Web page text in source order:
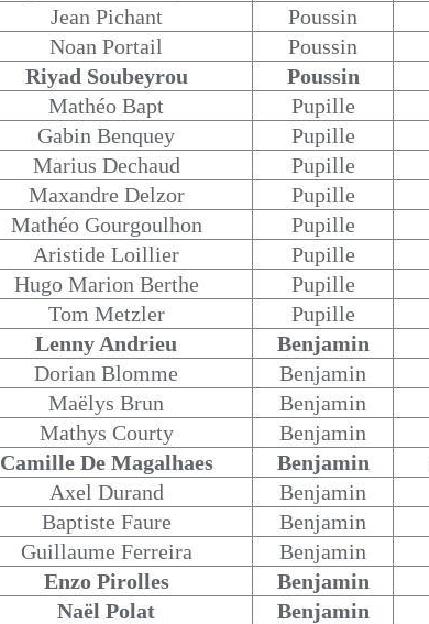
Jean Pichant
Poussin
Noan Portail
Poussin
Riyad Soubeyrou
Poussin
Mathéo Bapt
Pupille
Gabin Benquey
Pupille
Marius Dechaud
Pupille
Maxandre Delzor
Pupille
Mathéo Gourgoulhon
Pupille
Aristide Loillier
Pupille
Hugo Marion Berthe
Pupille
Tom Metzler
Pupille
Lenny Andrieu
Benjamin
Dorian Blomme
Benjamin
Maëlys Brun
Benjamin
Mathys Courty
Benjamin
Camille De Magalhaes
Benjamin
Axel Durand
Benjamin
Baptiste Faure
Benjamin
Guillaume Ferreira
Benjamin
Enzo Pirolles
Benjamin
Naël Polat
Benjamin